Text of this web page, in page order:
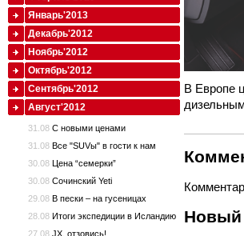
В Европе
Новый
Январь'2013
Декабрь'2012
Ноябрь'2012
Октябрь'2012
Сентябрь'2012
Август'2012
31.08 С новыми ценами
31.08 Все "SUVы" в гости к нам
30.08 Цена “семерки”
30.08 Сочинский Yeti
29.08 В пески – на гусеницах
28.08 Итоги экспедиции в Исландию
27.08 JX, отзовись!